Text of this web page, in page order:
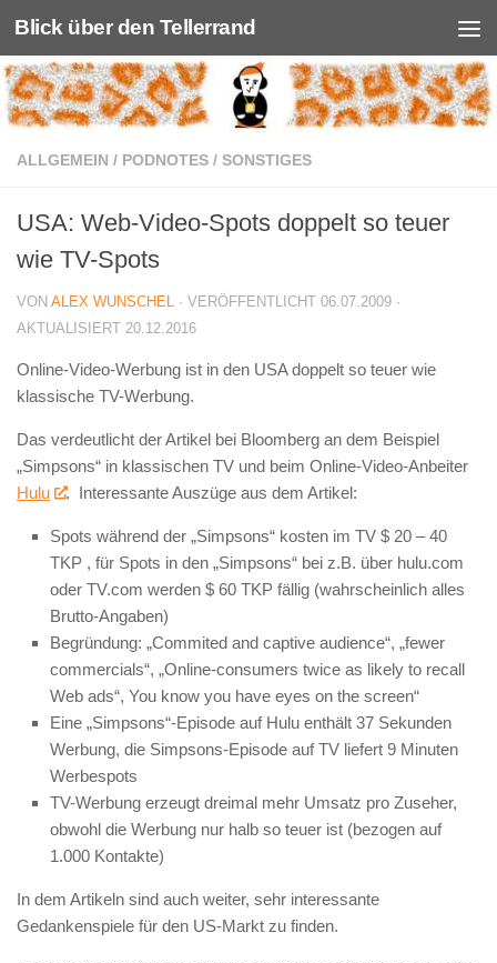
Unter dem Inhalt
Blick über den Tellerrand
ALLGEMEIN / PODNOTES / SONSTIGES
USA: Web-Video-Spots doppelt so teuer
wie TV-Spots
VON ALEX WUNSCHEL · VERÖFFENTLICHT 06.07.2009 ·
AKTUALISIERT 20.12.2016
Online-Video-Werbung ist in den USA doppelt so teuer wie
klassische TV-Werbung.
Das verdeutlicht der Artikel bei Bloomberg an dem Beispiel
„Simpsons“ in klassischen TV und beim Online-Video-Anbeiter
Hulu
. Interessante Auszüge aus dem Artikel:
Spots während der „Simpsons“ kosten im TV $ 20 – 40
TKP , für Spots in den „Simpsons“ bei z.B. über hulu.com
oder TV.com werden $ 60 TKP fällig (wahrscheinlich alles
Brutto-Angaben)
Begründung: „Commited and captive audience“, „fewer
commercials“, „Online-consumers twice as likely to recall
Web ads“, You know you have eyes on the screen“
Eine „Simpsons“-Episode auf Hulu enthält 37 Sekunden
Werbung, die Simpsons-Episode auf TV liefert 9 Minuten
Werbespots
TV-Werbung erzeugt dreimal mehr Umsatz pro Zuseher,
obwohl die Werbung nur halb so teuer ist (bezogen auf
1.000 Kontakte)
In dem Artikeln sind auch weiter, sehr interessante
Gedankenspiele für den US-Markt zu finden.